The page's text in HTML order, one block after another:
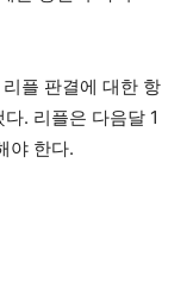
플 판결에 대한 항
. 리플은 다음달 1
야 한다.